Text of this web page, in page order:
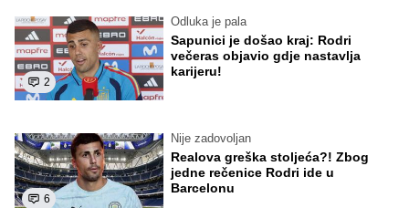
2
Odluka je pala
Sapunici je došao kraj: Rodri
večeras objavio gdje nastavlja
karijeru!
6
Nije zadovoljan
Realova greška stoljeća?! Zbog
jedne rečenice Rodri ide u
Barcelonu